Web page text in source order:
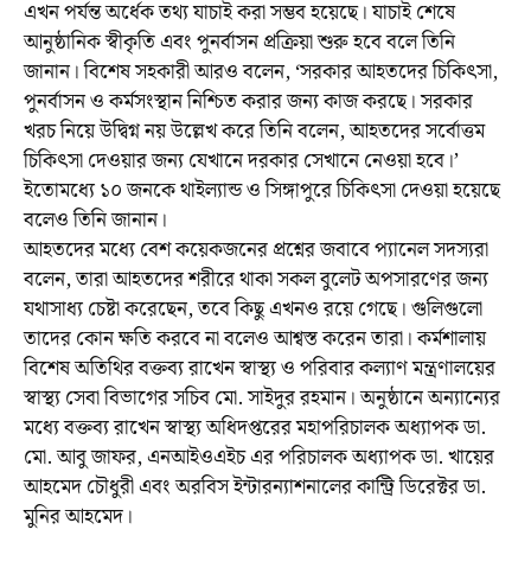
এখন পর্যন্ত অর্ধেক তথ্য যাচাই করা সম্ভব হয়েছে। যাচাই শেষে
আনুষ্ঠানিক স্বীকৃতি এবং পুনর্বাসন প্রক্রিয়া শুরু হবে বলে তিনি
জানান। বিশেষ সহকারী আরও বলেন, ‘সরকার আহতদের চিকিৎসা,
পুনর্বাসন ও কর্মসংস্থান নিশ্চিত করার জন্য কাজ করছে। সরকার
খরচ নিয়ে উদ্বিগ্ন নয় উল্লেখ করে তিনি বলেন, আহতদের সর্বোত্তম
চিকিৎসা দেওয়ার জন্য যেখানে দরকার সেখানে নেওয়া হবে।’
ইতোমধ্যে ১০ জনকে থাইল্যান্ড ও সিঙ্গাপুরে চিকিৎসা দেওয়া হয়েছে
বলেও তিনি জানান।
আহতদের মধ্যে বেশ কয়েকজনের প্রশ্নের জবাবে প্যানেল সদস্যরা
বলেন, তারা আহতদের শরীরে থাকা সকল বুলেট অপসারণের জন্য
যথাসাধ্য চেষ্টা করেছেন, তবে কিছু এখনও রয়ে গেছে। গুলিগুলো
তাদের কোন ক্ষতি করবে না বলেও আশ্বস্ত করেন তারা। কর্মশালায়
বিশেষ অতিথির বক্তব্য রাখেন স্বাস্থ্য ও পরিবার কল্যাণ মন্ত্রণালয়ের
স্বাস্থ্য সেবা বিভাগের সচিব মো. সাইদুর রহমান। অনুষ্ঠানে অন্যান্যের
মধ্যে বক্তব্য রাখেন স্বাস্থ্য অধিদপ্তরের মহাপরিচালক অধ্যাপক ডা.
মো. আবু জাফর, এনআইওএইচ এর পরিচালক অধ্যাপক ডা. খায়ের
আহমেদ চৌধুরী এবং অরবিস ইন্টারন্যাশনালের কান্ট্রি ডিরেক্টর ডা.
মুনির আহমেদ।